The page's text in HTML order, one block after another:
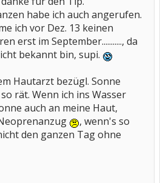
habe ich auch angerufen.
ich vor Dez. 13 keinen
erst im September..........., da
bekannt bin, supi.
Hautarzt bezügl. Sonne
rät. Wenn ich ins Wasser
auch an meine Haut,
, wenn's so
den ganzen Tag ohne